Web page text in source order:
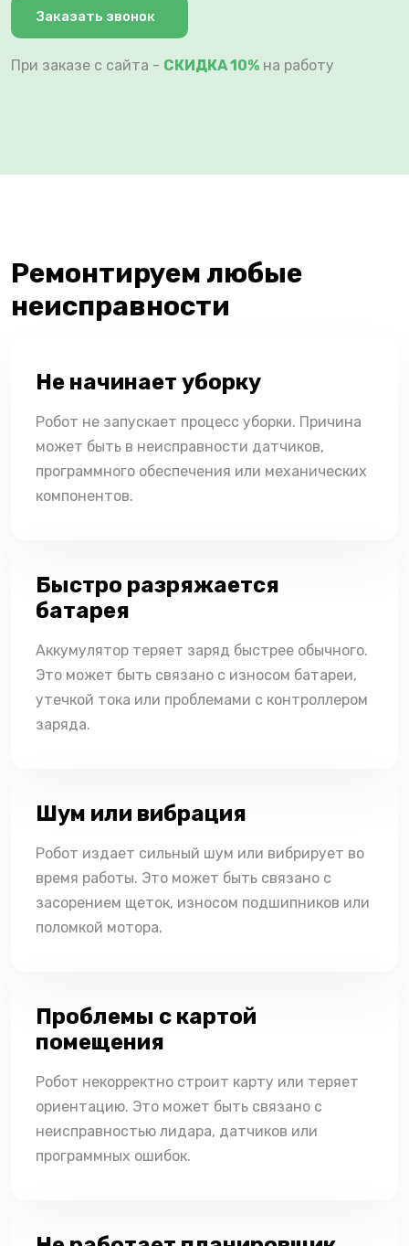
Заказать звонок
При заказе с сайта - СКИДКА 10% на работу
Ремонтируем любые
неисправности
Не начинает уборку
Робот не запускает процесс уборки. Причина
может быть в неисправности датчиков,
программного обеспечения или механических
компонентов.
Быстро разряжается
батарея
Аккумулятор теряет заряд быстрее обычного.
Это может быть связано с износом батареи,
утечкой тока или проблемами с контроллером
заряда.
Шум или вибрация
Робот издает сильный шум или вибрирует во
время работы. Это может быть связано с
засорением щеток, износом подшипников или
поломкой мотора.
Проблемы с картой
помещения
Робот некорректно строит карту или теряет
ориентацию. Это может быть связано с
неисправностью лидара, датчиков или
программных ошибок.